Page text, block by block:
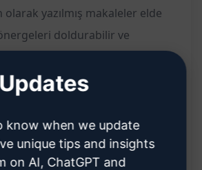
yazılmış makaleler elde
doldurabilir ve
makaleler oluşturur
üretir
know when we update
unique tips and insights
on AI, ChatGPT and